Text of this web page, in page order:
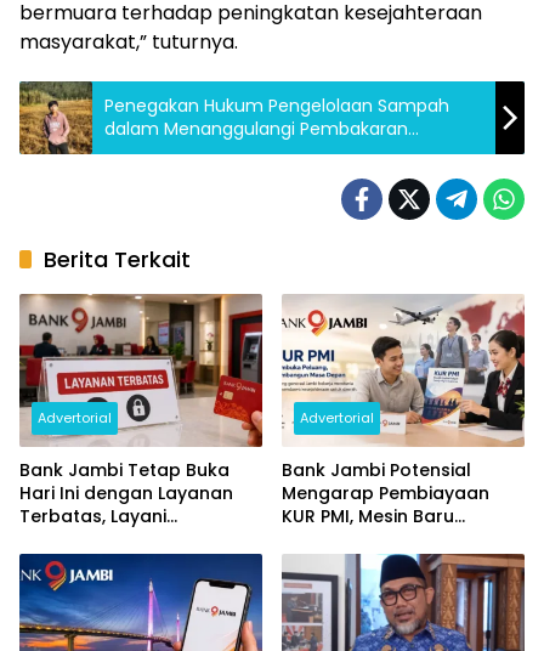
bermuara terhadap peningkatan kesejahteraan
masyarakat,” tuturnya.
Penegakan Hukum Pengelolaan Sampah
dalam Menanggulangi Pembakaran
Sampah di Pekarangan Rumah di Kota
Berita Terkait
Advertorial
Bank Jambi Tetap Buka
Hari Ini dengan Layanan
Terbatas, Layani
dan Perubahan PIN
Advertorial
Bank Jambi Potensial
Mengarap Pembiayaan
KUR PMI, Mesin Baru
Daerah